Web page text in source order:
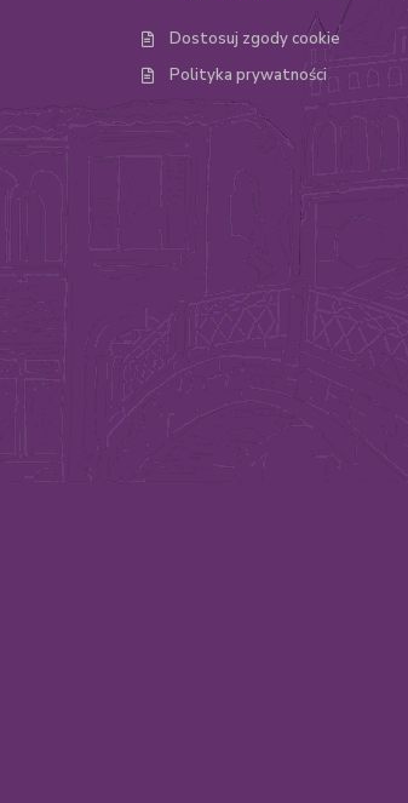
Dostosuj zgody cookie
Polityka prywatności